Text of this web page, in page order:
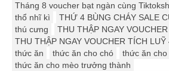
Tháng 8 voucher bạt ngàn cùng
thổ nhĩ kì
THỨ 4 BÙNG CHÁY SALE
thú cưng
THU THẬP NGAY
THU THẬP NGAY VOUCHER TÍCH
thức ăn
thức ăn cho chó
thức ăn cho
thức ăn cho mèo trưởng thành